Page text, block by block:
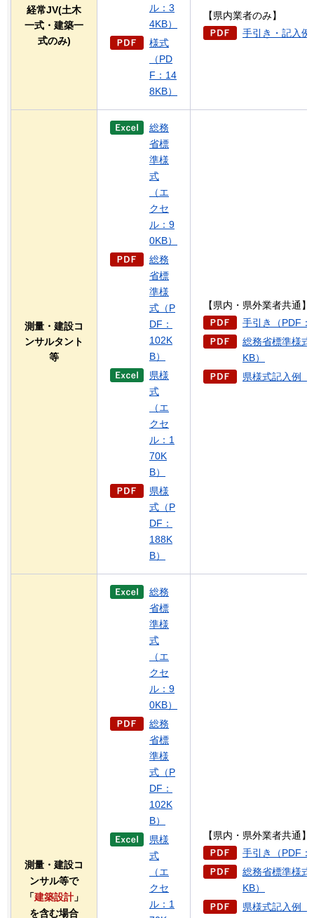
経常JV(土木
一式・建築一
式のみ)
ル：3
4KB）
様式
（PD
F：14
8KB）
【県内業者のみ】
手引き・記入
測量・建設コ
ンサルタント
等
総務
省標
準様
式
（エ
クセ
ル：9
0KB）
総務
省標
準様
式（P
DF：
102K
B）
県様
式
（エ
クセ
ル：1
70K
B）
県様
式（P
DF：
188K
B）
【県内・県外業者共通】
手引き（PDF：
総務省標準様
KB）
県様式記入例
測量・建設コ
ンサル等で
「建築設計」
を含む場合
総務
省標
準様
式
（エ
クセ
ル：9
0KB）
総務
省標
準様
式（P
DF：
102K
B）
県様
式
（エ
クセ
ル：1
【県内・県外業者共通】
手引き（PDF：
総務省標準様
KB）
県様式記入例